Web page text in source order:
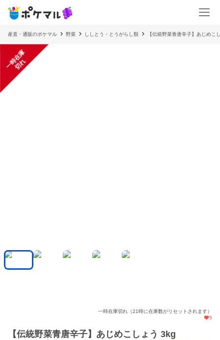
産直・通販のポケマル 野菜 ししとう・とうがらし類 【伝統野菜青唐辛子】あじめこ
一
時
在
庫
切
れ
一時在庫切れ（21時に在庫数がリセットされます）
5
【伝統野菜青唐辛子】あじめこしょう 3kg